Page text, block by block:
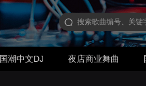
国潮中文DJ 夜店商业舞曲